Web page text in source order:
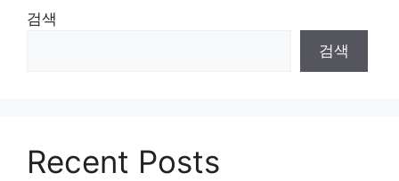
검색
검색
Recent Posts